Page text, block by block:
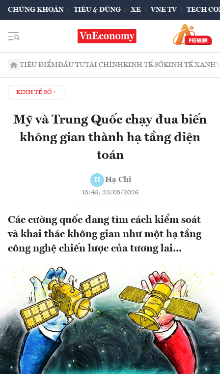
CHỨNG KHOÁN TIÊU & DÙNG XE VNE TV TECH
TIÊU ĐIỂMĐẦU TƯTÀI CHÍNHKINH TẾ SỐKINH TẾ XANH
KINH TẾ SỐ
Mỹ và Trung Quốc chạy đua biến
không gian thành hạ tầng điện
toán
H Hạ Chi
15:43, 23/05/2026
Các cường quốc đang tìm cách kiểm soát
và khai thác không gian như một hạ tầng
công nghệ chiến lược của tương lai...